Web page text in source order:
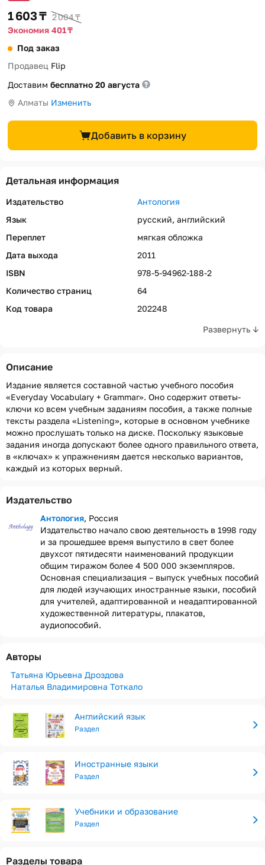
1 603 ₸ 2 004 ₸
Экономия 401 ₸
Под заказ
Продавец Flip
Доставим бесплатно 20 августа
Алматы Изменить
Добавить в корзину
Детальная информация
Развернуть ↓
Издательство
Антология
Язык
русский, английский
Переплет
мягкая обложка
Дата выхода
2011
ISBN
978-5-94962-188-2
Количество страниц
64
Код товара
202248
Описание
Издание является составной частью учебного пособия
«Everyday Vocabulary + Grammar». Оно содержит ответы-
ключи ко всем учебным заданиям пособия, а также полные
тексты раздела «Listening», которые в основном учебнике
можно прослушать только на диске. Поскольку языковые
задания иногда допускают более одного правильного ответа,
в «ключах» к упражнениям дается несколько вариантов,
каждый из которых верный.
Издательство
Антология, Россия
Издательство начало свою деятельность в 1998 году
и за прошедшее время выпустило в свет более
двухсот пятидесяти наименований продукции
общим тиражом более 4 500 000 экземпляров.
Основная специализация – выпуск учебных пособий
для людей изучающих иностранные языки, пособий
для учителей, адаптированной и неадаптированной
художественной литературы, плакатов,
аудиопособий.
Авторы
Татьяна Юрьевна Дроздова
Наталья Владимировна Тоткало
Английский язык
Раздел
Иностранные языки
Раздел
Учебники и образование
Раздел
Разделы товара